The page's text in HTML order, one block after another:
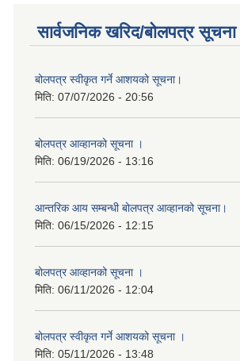
सार्वजनिक खरिद/बोलपत्र सूचना
बोलपत्र स्वीकृत गर्ने आशयको सूचना।
मिति: 07/07/2026 - 20:56
बोलपत्र आव्हानको सूचना ।
मिति: 06/19/2026 - 13:16
आन्तरिक आय सम्बन्धी बोलपत्र आव्हानको सूचना।
मिति: 06/15/2026 - 12:15
बोलपत्र आव्हानको सूचना ।
मिति: 06/11/2026 - 12:04
बोलपत्र स्वीकृत गर्ने आशयको सूचना ।
मिति: 05/11/2026 - 13:48